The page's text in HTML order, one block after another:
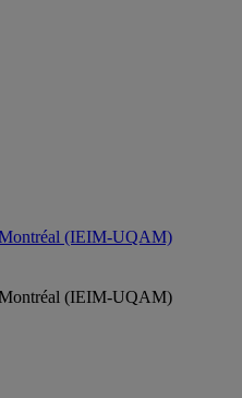
Montréal (IEIM-UQAM)
Montréal (IEIM-UQAM)